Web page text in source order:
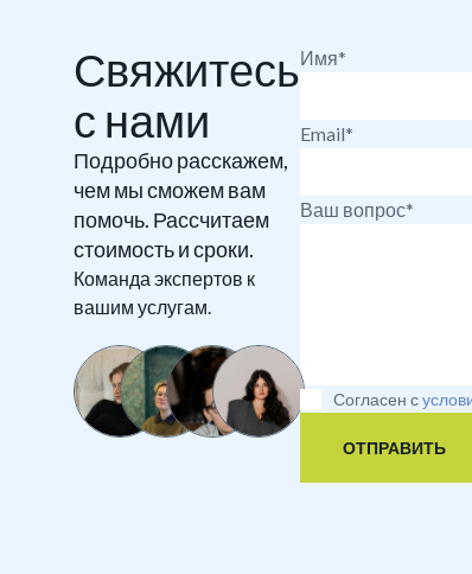
Свяжитесь
с нами
Подробно расскажем,
чем мы сможем вам
помочь. Рассчитаем
стоимость и сроки.
Команда экспертов к
вашим услугам.
Имя*
Email*
Ваш вопрос*
Согласен с
ОТПРАВИТЬ